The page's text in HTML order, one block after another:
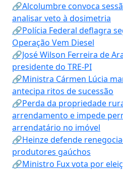
🔗Alcolumbre convoca
analisar veto à dosimetria
🔗Polícia Federal deflagra
Operação Vem Diesel
🔗José Wilson Ferreira de
presidente do TRE-PI
🔗Ministra Cármen Lúcia
antecipa ritos de sucessão
🔗Perda da propriedade
arrendamento e impede
arrendatário no imóvel
🔗Heinze defende
produtores gaúchos
🔗Ministro Fux vota por